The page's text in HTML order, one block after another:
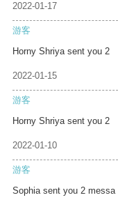
2022-01-17
游客
Horny Shriya sent you 2
2022-01-15
游客
Horny Shriya sent you 2
2022-01-10
游客
Sophia sent you 2 messa